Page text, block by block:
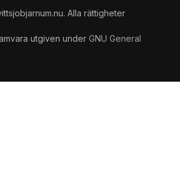
Alla rättigheter
utgiven under GNU General